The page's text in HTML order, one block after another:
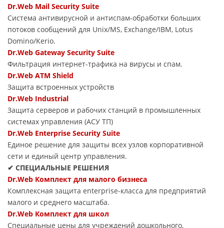
Dr.Web Mail Security Suite
Система антивирусной и антиспам-обработки больших
потоков сообщений для Unix/MS, Exchange/IBM, Lotus
Domino/Kerio.
Dr.Web Gateway Security Suite
Фильтрация интернет-трафика на вирусы и спам.
Dr.Web ATM Shield
Защита встроенных устройств
Dr.Web Industrial
Защита серверов и рабочих станций в промышленных
системах управления (АСУ ТП)
Dr.Web Enterprise Security Suite
Единое решение для защиты всех узлов корпоративной
сети и единый центр управления.
✔ СПЕЦИАЛЬНЫЕ РЕШЕНИЯ
Dr.Web Комплект для малого бизнеса
Комплексная защита enterprise-класса для предприятий
малого и среднего масштаба.
Dr.Web Комплект для школ
Специальные цены для учреждений дошкольного,